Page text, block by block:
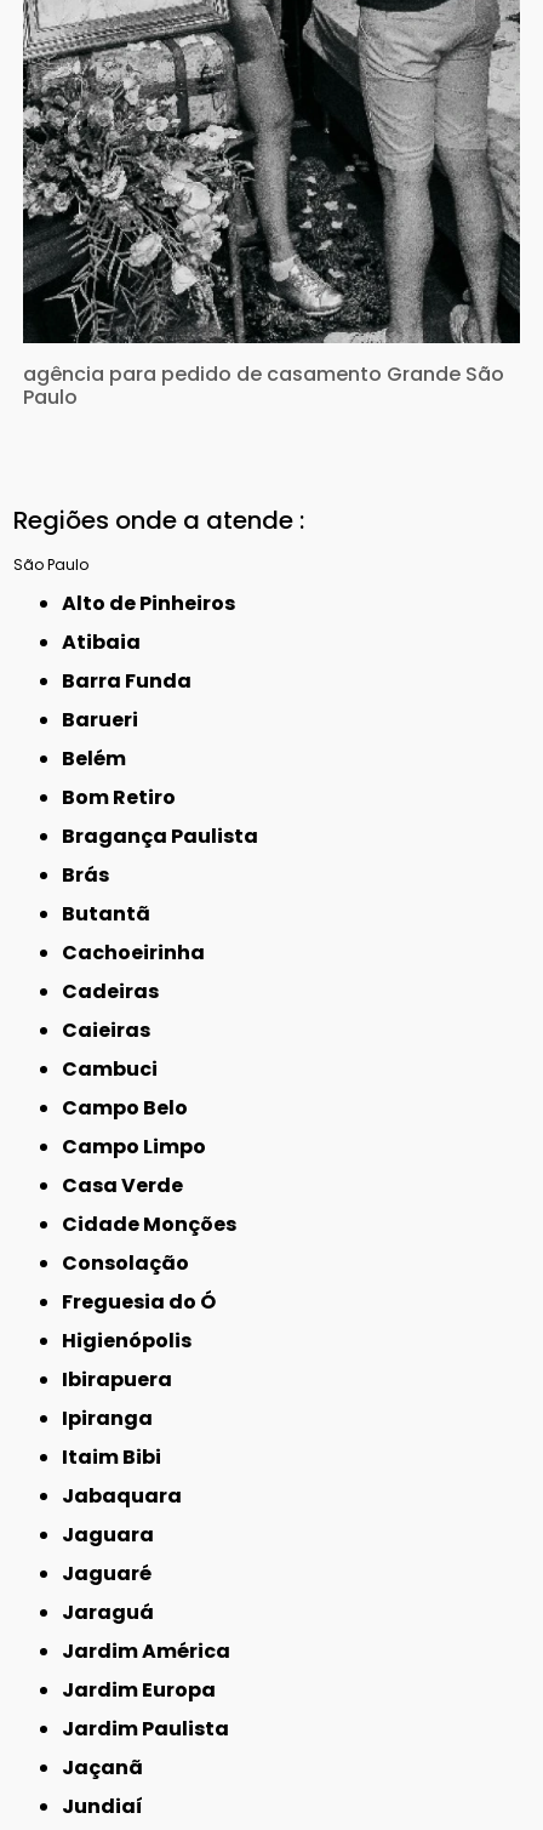
agência para pedido de casamento Grande São
Paulo
Regiões onde a atende :
São Paulo
Alto de Pinheiros
Atibaia
Barra Funda
Barueri
Belém
Bom Retiro
Bragança Paulista
Brás
Butantã
Cachoeirinha
Cadeiras
Caieiras
Cambuci
Campo Belo
Campo Limpo
Casa Verde
Cidade Monções
Consolação
Freguesia do Ó
Higienópolis
Ibirapuera
Ipiranga
Itaim Bibi
Jabaquara
Jaguara
Jaguaré
Jaraguá
Jardim América
Jardim Europa
Jardim Paulista
Jaçanã
Jundiaí